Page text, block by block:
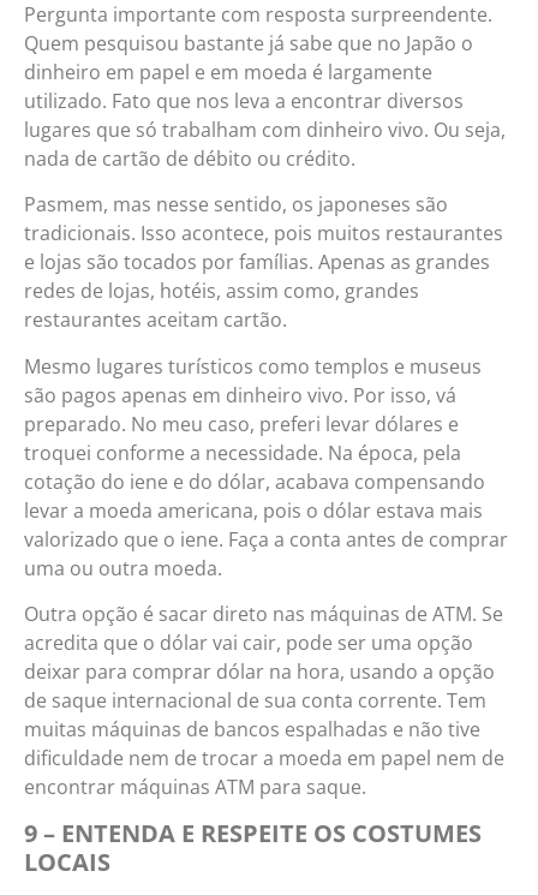
Pergunta importante com resposta surpreendente.
Quem pesquisou bastante já sabe que no Japão o
dinheiro em papel e em moeda é largamente
utilizado. Fato que nos leva a encontrar diversos
lugares que só trabalham com dinheiro vivo. Ou seja,
nada de cartão de débito ou crédito.
Pasmem, mas nesse sentido, os japoneses são
tradicionais. Isso acontece, pois muitos restaurantes
e lojas são tocados por famílias. Apenas as grandes
redes de lojas, hotéis, assim como, grandes
restaurantes aceitam cartão.
Mesmo lugares turísticos como templos e museus
são pagos apenas em dinheiro vivo. Por isso, vá
preparado. No meu caso, preferi levar dólares e
troquei conforme a necessidade. Na época, pela
cotação do iene e do dólar, acabava compensando
levar a moeda americana, pois o dólar estava mais
valorizado que o iene. Faça a conta antes de comprar
uma ou outra moeda.
Outra opção é sacar direto nas máquinas de ATM. Se
acredita que o dólar vai cair, pode ser uma opção
deixar para comprar dólar na hora, usando a opção
de saque internacional de sua conta corrente. Tem
muitas máquinas de bancos espalhadas e não tive
dificuldade nem de trocar a moeda em papel nem de
encontrar máquinas ATM para saque.
9 – ENTENDA E RESPEITE OS COSTUMES
LOCAIS